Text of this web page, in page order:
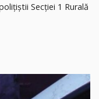
Secției 1 Rurală